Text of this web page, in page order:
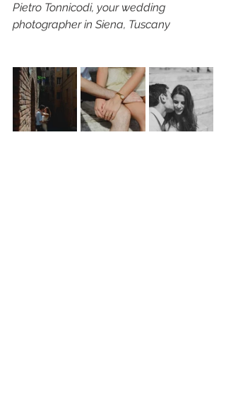
Pietro Tonnicodi, your wedding
photographer in Siena, Tuscany